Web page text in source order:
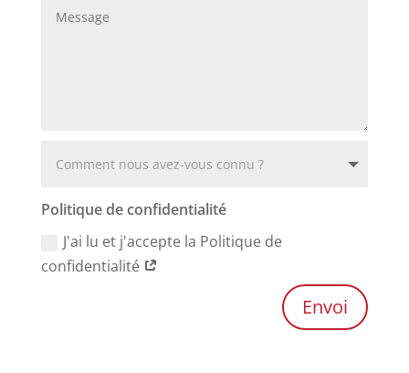
Politique de confidentialité
J'ai lu et j'accepte la Politique de
confidentialité
Envoi